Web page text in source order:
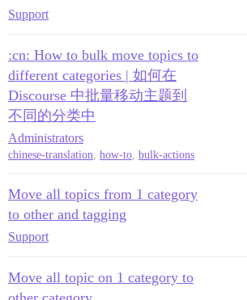
Support
:cn: How to bulk move topics to
different categories | 如何在
Discourse 中批量移动主题到
不同的分类中
Administrators
chinese-translation how-to bulk-actions
Move all topics from 1 category
to other and tagging
Support
Move all topic on 1 category to